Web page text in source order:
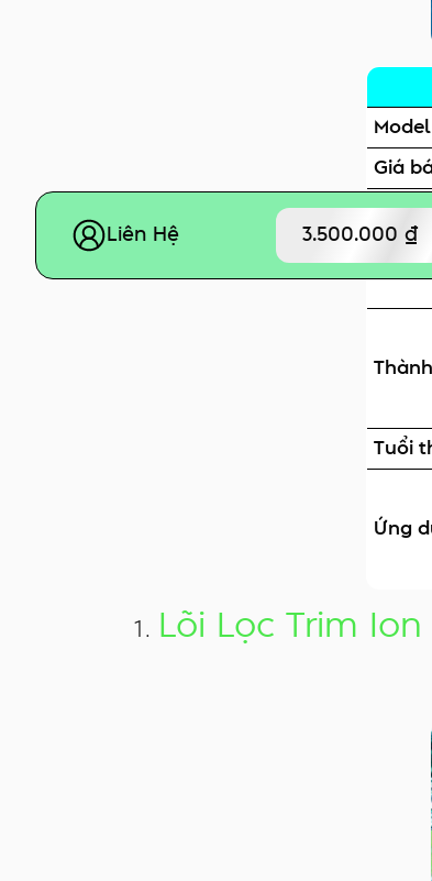
Liên Hệ 3.500.000 ₫
Model
Giá
Khả
Tuổi
Ứng
Lõi Lọc Trim Ion